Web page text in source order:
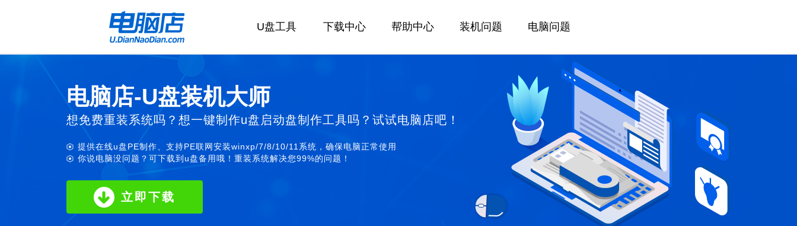
U盘工具 下载中心 帮助中心 装机问题 电脑问题
电脑店-U盘装机大师
想免费重装系统吗？想一键制作u盘启动盘制作工具吗？试试电脑店吧！
提供在线u盘PE制作、支持PE联网安装winxp/7/8/10/11系统，确保电脑正常使用
你说电脑没问题？可下载到u盘备用哦！重装系统解决您99%的问题！
立即下载